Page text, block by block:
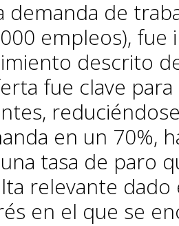
demanda de
empleos),
descrito
fue clave
en un 70%,
tasa de paro
relevante
en el que se